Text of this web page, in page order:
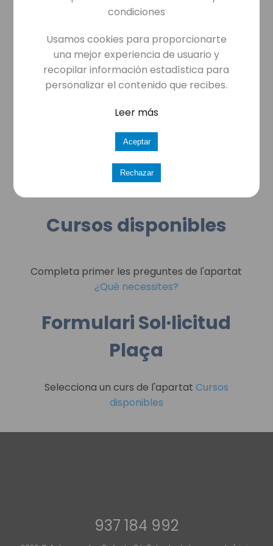
condiciones
Usamos cookies para proporcionarte
una mejor experiencia de usuario y
recopilar información estadística para
personalizar el contenido que recibes.
Leer más
Aceptar
Rechazar
Vaig perdre el carnet per via judicial i
em demanen fer un curs
CURS DE 24h Amb examen
només si la retirada va ser
superior a 2 anys
Inici
Cursos disponibles
Completa primer les preguntes de l'apartat
¿Què necessites?
Formulari Sol·licitud
Plaça
Selecciona un curs de l'apartat Cursos
disponibles
937 184 992